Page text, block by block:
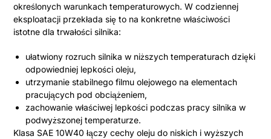
określonych warunkach temperaturowych. W codziennej
eksploatacji przekłada się to na konkretne właściwości
istotne dla trwałości silnika:
ułatwiony rozruch silnika w niższych temperaturach dzięki
odpowiedniej lepkości oleju,
utrzymanie stabilnego filmu olejowego na elementach
pracujących pod obciążeniem,
zachowanie właściwej lepkości podczas pracy silnika w
podwyższonej temperaturze.
Klasa SAE 10W40 łączy cechy oleju do niskich i wyższych